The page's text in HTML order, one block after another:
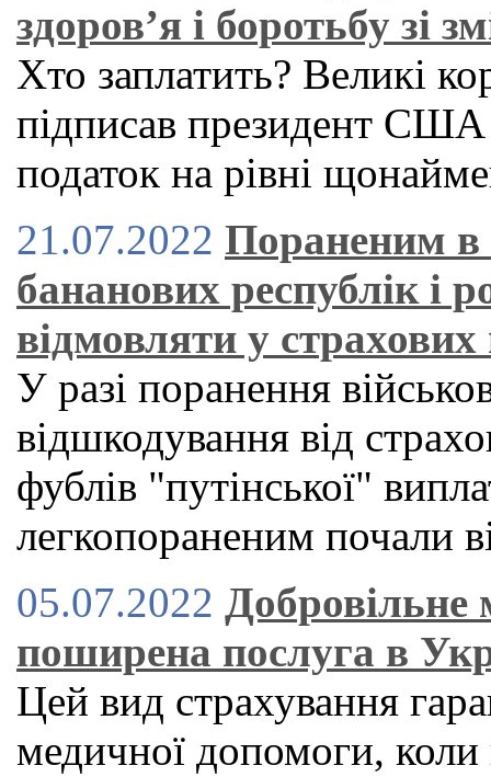
здоров’я і боротьбу зі
Хто заплатить? Великі
підписав президент
податок на рівні
21.07.2022 Пораненим в
бананових республік і
відмовляти у
У разі поранення
відшкодування від
фублів "путінської"
легкопораненим почали
05.07.2022 Добровільне
поширена послуга в
Цей вид страхування
медичної допомоги, коли